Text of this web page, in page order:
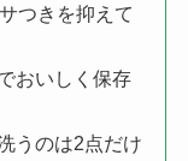
つきを抑えて
おいしく保存
うのは2点だけ